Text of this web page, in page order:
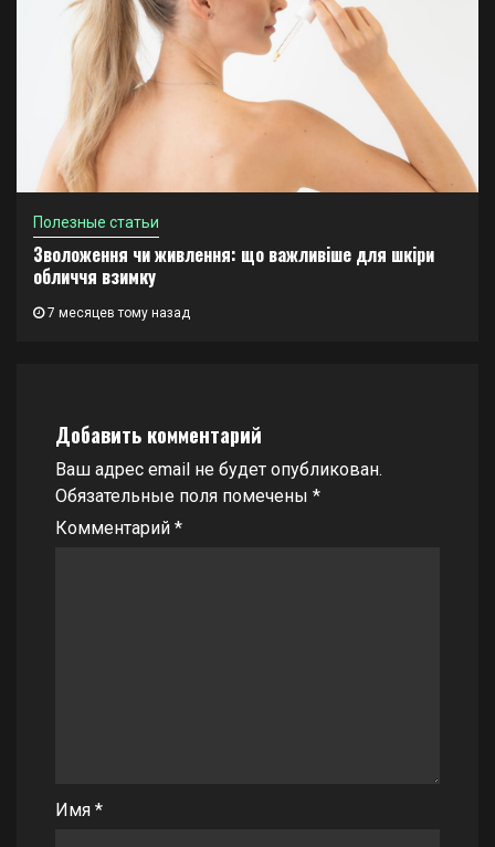
Полезные статьи
Зволоження чи живлення: що важливіше для шкіри
обличчя взимку
7 месяцев тому назад
Добавить комментарий
Ваш адрес email не будет опубликован.
Обязательные поля помечены *
Комментарий *
Имя *